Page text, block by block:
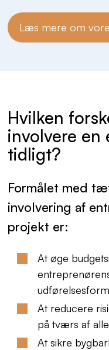
Læs mere om
Hvilken
involvere en
tidligt?
Formålet med
involvering af
projekt er:
At øge
At reducere
på tværs af
At sikre